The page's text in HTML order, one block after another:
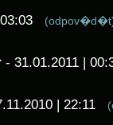
- 31.01.2011 |
| 22:11